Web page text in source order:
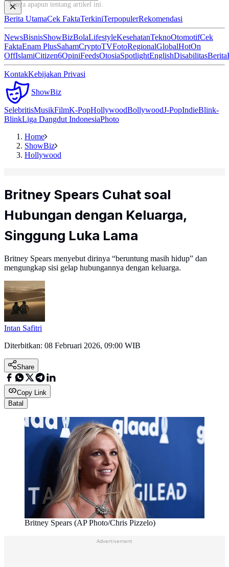
Tanya apapun tentang artikel ini...
Berita UtamaCek FaktaTerkiniTerpopulerRekomendasi
NewsBisnisShowBizBolaLifestyleKesehatanTeknoOtomotifCek
FaktaEnam PlusSahamCryptoTVFotoRegionalGlobalHotOn
OffIslamiCitizen6OpiniFeedsOtosiaSpotlightEnglishDisabilitasBerita
KontakKebijakan Privasi
ShowBiz
SelebritisMusikFilmK-PopHollywoodBollywoodJ-PopIndieBlink-
BlinkLiga Dangdut IndonesiaPhoto
Home
ShowBiz
Hollywood
Britney Spears Cuhat soal
Hubungan dengan Keluarga,
Singgung Luka Lama
Britney Spears menyebut dirinya “beruntung masih hidup” dan
mengungkap sisi gelap hubungannya dengan keluarga.
Intan Safitri
Diterbitkan: 08 Februari 2026, 09:00 WIB
Share
Copy Link
Batal
Britney Spears (AP Photo/Chris Pizzelo)
Advertisement